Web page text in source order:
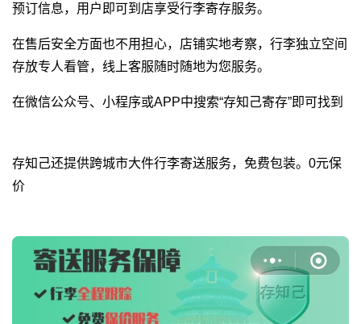
预订信息，用户即可到店享受行李寄存服务。
在售后安全方面也不用担心，店铺实地考察，行李独立空间
存放专人看管，线上客服随时随地为您服务。
在微信公众号、小程序或APP中搜索“存知己寄存”即可找到
存知己还提供跨城市大件行李寄送服务，免费包装。0元保
价